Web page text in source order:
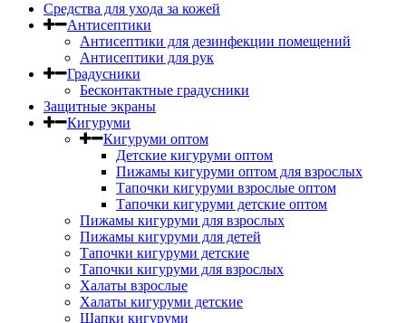
Средства для ухода за кожей
Антисептики
Антисептики для дезинфекции помещений
Антисептики для рук
Градусники
Бесконтактные градусники
Защитные экраны
Кигуруми
Кигуруми оптом
Детские кигуруми оптом
Пижамы кигуруми оптом для взрослых
Тапочки кигуруми взрослые оптом
Тапочки кигуруми детские оптом
Пижамы кигуруми для взрослых
Пижамы кигуруми для детей
Тапочки кигуруми детские
Тапочки кигуруми для взрослых
Халаты взрослые
Халаты кигуруми детские
Шапки кигуруми